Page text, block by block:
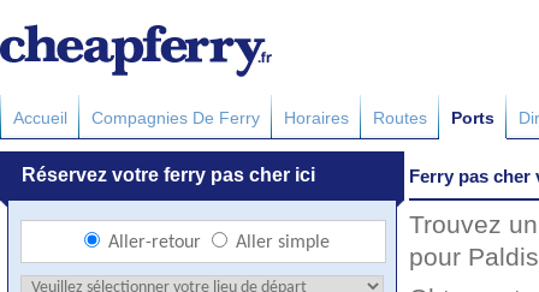
Accueil Compagnies De Ferry Horaires Routes Ports
Ferry pas cher
Trouvez
pour